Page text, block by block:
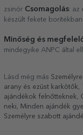
zsinór Csomagolás: az
készült fekete
Minőség és
mindegyike ANPC által
Lásd még más
arany és ezüst karkötők,
ajándékok felnőtteknek,
neki, Minden ajándék
Személyre szabott